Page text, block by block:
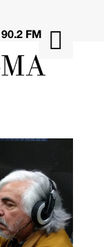

90.2 FM